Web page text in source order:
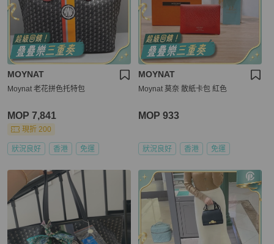
MOYNAT
Moynat 老花拼色托特包
MOP 7,841
現折 200
狀況良好 香港 免運
MOYNAT
Moynat 莫奈 散紙卡包 紅色
MOP 933
狀況良好 香港 免運